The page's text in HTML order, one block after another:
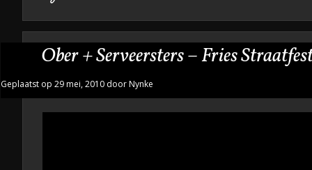
Ober + Serveersters – Fries
Geplaatst op 29 mei, 2010 door Nynke